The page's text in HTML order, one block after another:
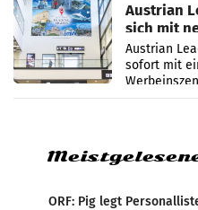
Austrian
sich mit
Flughafen
Austrian
sofort mit
Flughafen
ORF: Pig legt